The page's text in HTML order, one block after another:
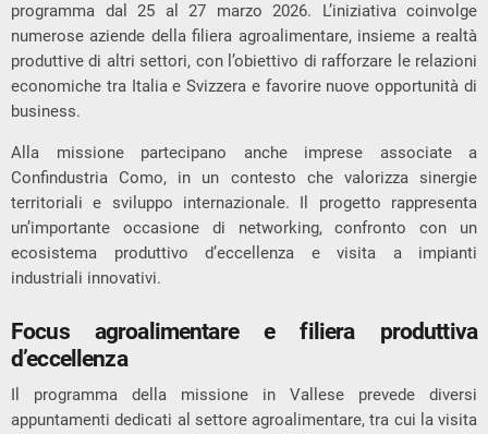
programma dal 25 al 27 marzo 2026. L’iniziativa coinvolge
numerose aziende della filiera agroalimentare, insieme a realtà
produttive di altri settori, con l’obiettivo di rafforzare le relazioni
economiche tra Italia e Svizzera e favorire nuove opportunità di
business.
Alla missione partecipano anche imprese associate a
Confindustria Como, in un contesto che valorizza sinergie
territoriali e sviluppo internazionale. Il progetto rappresenta
un’importante occasione di networking, confronto con un
ecosistema produttivo d’eccellenza e visita a impianti
industriali innovativi.
Focus agroalimentare e filiera produttiva
d’eccellenza
Il programma della missione in Vallese prevede diversi
appuntamenti dedicati al settore agroalimentare, tra cui la visita